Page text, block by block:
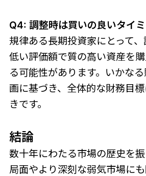
Q4: 調整時は買いの良いタイ
規律ある長期投資家にとって
低い評価額で質の高い資産を
る可能性があります。いかな
画に基づき、全体的な財務目
きです。
結論
数十年にわたる市場の歴史を
局面やより深刻な弱気市場に